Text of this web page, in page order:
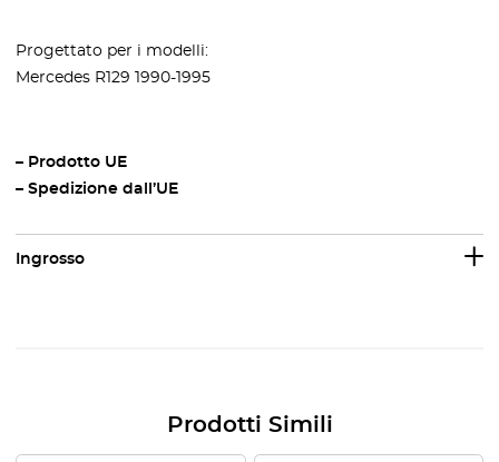
Progettato per i modelli:
Mercedes R129 1990-1995
– Prodotto UE
– Spedizione dall’UE
Ingrosso
Prodotti Simili